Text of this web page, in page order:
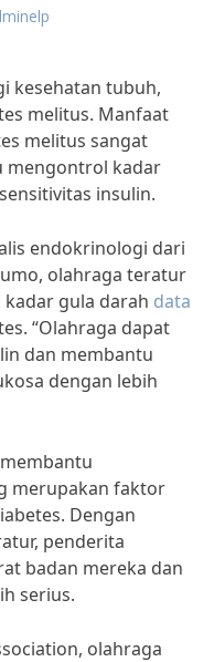
kesehatan tubuh,
melitus. Manfaat
melitus sangat
mengontrol kadar
insulin.
endokrinologi dari
olahraga teratur
gula darah data
“Olahraga dapat
dan membantu
dengan lebih
merupakan faktor
Dengan
penderita
badan mereka dan
serius.
olahraga